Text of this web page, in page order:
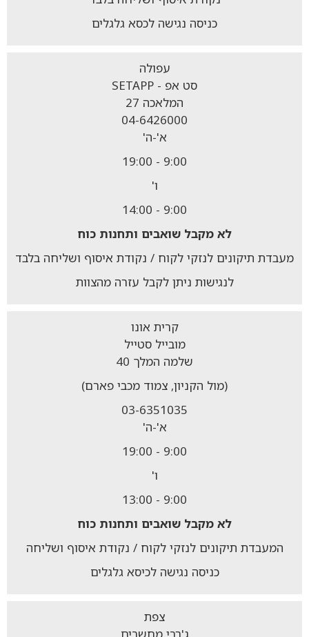
כניסה נגישה לכסא גלגלים
עפולה
סט אפ - SETAPP
המלאכה 27
04-6426000
א'-ה'
9:00 - 19:00
ו'
9:00 - 14:00
לא מקבל שואבים ותחנות כוח
מעבדת תיקונים לנזקי לקוח / נקודת איסוף ושליחה בלבד
לנגישות ניתן לקבל עזרה מהצוות
קרית אונו
מובייל סטייל
שלמה המלך 40
(מול הקניון, צמוד מכבי פארם)
03-6351035
א'-ה'
9:00 - 19:00
ו'
9:00 - 13:00
לא מקבל שואבים ותחנות כוח
המעבדת תיקונים לנזקי לקוח / נקודת איסוף ושליחה
כניסה נגישה לכיסא גלגלים
צפת